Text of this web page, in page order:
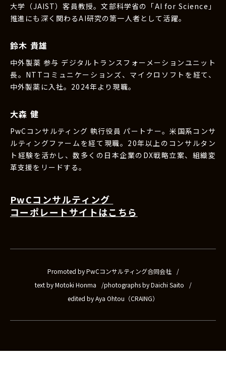
大学（JAIST）客員教授。文部科学省の「AI for Science」
推進にも深く関わるAI研究の第一人者として活躍。
鈴木 貴雄
中外製薬 参与 デジタルトランスフォーメーションユニット
長。NTTコミュニケーションズ、マイクロソフトを経て、
中外製薬に入社。2024年より現職。
大森 健
PwCコンサルティング 執行役員 パートナー。米国系コンサ
ルティングファームを経て現職。20年以上のコンサルタン
ト経験を活かし、数多くの日本企業のDX戦略立案、組織変
革支援をリードする。
PwCコンサルティング
コーポレートサイトはこちら
Promoted by PwCコンサルティング合同会社
text by Motoki Honma
photographs by Daichi Saito
edited by Aya Ohtou（CRAING）